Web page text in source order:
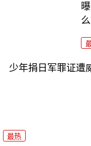
么
少年捐日军罪证遭
最热